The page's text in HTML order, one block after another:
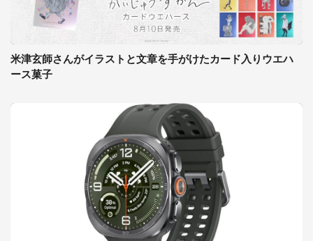
米津玄師さんがイラストと文章を手がけたカード入りウエハ
ース菓子